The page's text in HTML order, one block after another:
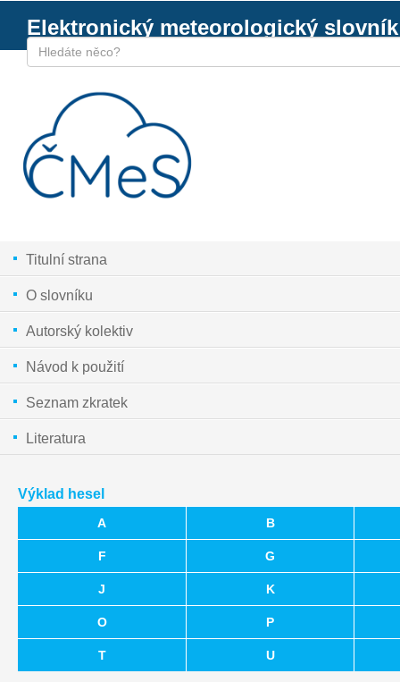
Elektronický meteorologický slovník
Titulní strana
O slovníku
Autorský kolektiv
Návod k použití
Seznam zkratek
Literatura
Výklad hesel
A B
F G
J K
O P
T U